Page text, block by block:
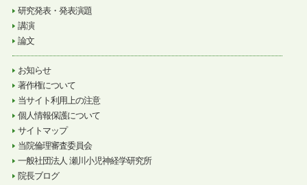
研究発表・発表演題
講演
論文
お知らせ
著作権について
当サイト利用上の注意
個人情報保護について
サイトマップ
当院倫理審査委員会
一般社団法人 瀬川小児神経学研究所
院長ブログ